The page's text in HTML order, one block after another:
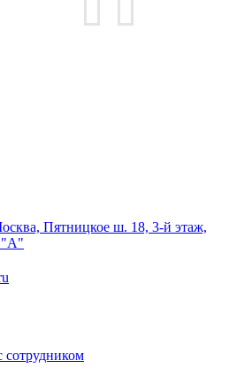
Пятницкое ш. 18, 3-й этаж,
"А"
сотрудником